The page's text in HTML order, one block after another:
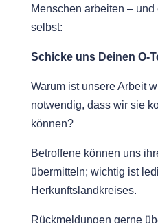
Menschen arbeiten –
selbst:
Schicke uns Deinen O-
Warum ist unsere Arbeit
notwendig, dass wir sie
können?
Betroffene können uns
übermitteln; wichtig ist
Herkunftslandkreises.
Rückmeldungen gerne